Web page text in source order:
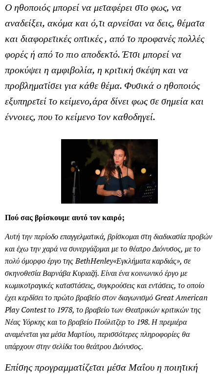
Ο ηθοποιός μπορεί να μεταφέρει στο φως, να
αναδείξει, ακόμα και ό,τι αρνείσαι να δεις, θέματα
και διαφορετικές οπτικές , από το προφανές πολλές
φορές ή από το πιο αποδεκτό. Έτσι μπορεί να
προκύψει η αμφιβολία, η κριτική σκέψη και να
προβληματίσει για κάθε θέμα. Φυσικά ο ηθοποιός
εξυπηρετεί το κείμενο,άρα δίνει φως σε σημεία και
έννοιες, που το κείμενο τον καθοδηγεί.
Πού σας βρίσκουμε αυτό τον καιρό;
Αυτή την περίοδο επαγγελματικά, βρίσκομαι στη διαδικασία προβών
και έχω την χαρά να συνεργάζομαι με το θέατρο Διόνυσος, με το
πολύ όμορφο έργο τηςBethHenley«Εγκλήματα καρδιάς», σε
σκηνοθεσία Βαρνάβα Κυριαζή. Είναι ένα κοινωνικό έργο με
κωμικοτραγικές καταστάσεις, συγκρούσεις και εντάσεις, το οποίο
έχει κερδίσει το πρώτο βραβείο στον διαγωνισμό Great American
Play Contestτο 1978, το βραβείο των Θεατρικών κριτικών της
Νέας Υόρκης και το βραβείο Πούλιτζερ το 198. Η πρεμιέρα
αναμένεται για μέσα Μαρτίου, περισσότερες πληροφορίες θα
υπάρχουν στην σελίδα του θεάτρου Διόνυσος.
Επίσης προγραμματίζεται μέσα Μαΐου η ποιητική